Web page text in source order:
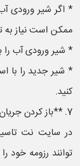
* اگر شیر ورودی
ممکن است نیاز به
* شیر ورودی آب را
* شیر جدید را با
کنید.
7. **باز کردن جریان آب و برق:** پس از اتمام تعمیر
در سایت نت
توانند رزومه خود